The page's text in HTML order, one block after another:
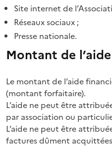
Site internet de
Réseaux sociaux ;
Presse nationale.
Montant de l’aide
Le montant de l’aide
(montant forfaitaire).
L’aide ne peut être
par association ou
L’aide ne peut être
factures dûment